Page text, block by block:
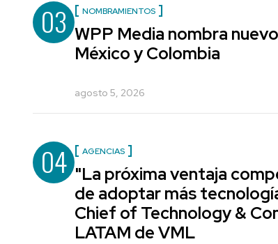
03 NOMBRAMIENTOS
WPP Media nombra
México y Colombia
agosto 5, 2026
04 AGENCIAS
"La próxima ventaja
de adoptar más
Chief of Technology &
LATAM de VML